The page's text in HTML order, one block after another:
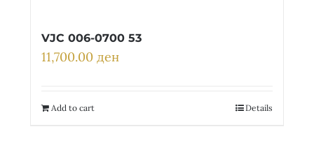
VJC 006-0700 53
11,700.00 ден
Add to cart Details